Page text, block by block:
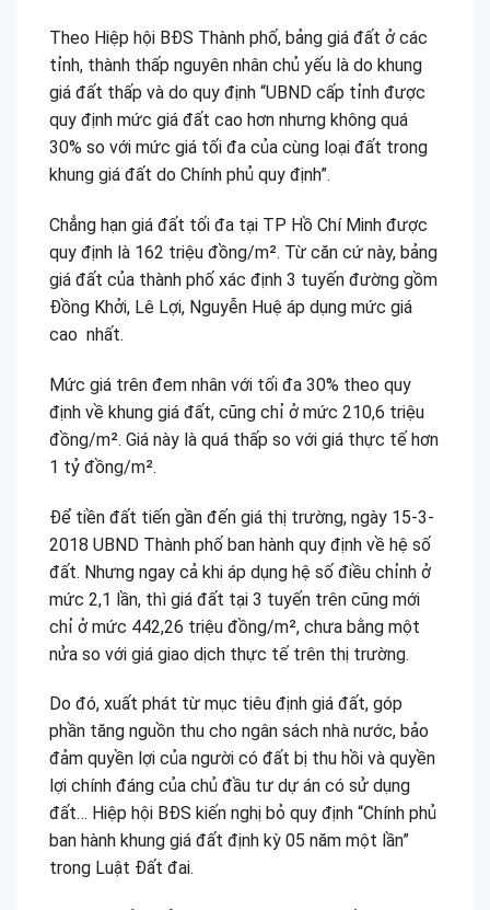
Theo Hiệp hội BĐS Thành phố, bảng giá đất ở các
tỉnh, thành thấp nguyên nhân chủ yếu là do khung
giá đất thấp và do quy định “UBND cấp tỉnh được
quy định mức giá đất cao hơn nhưng không quá
30% so với mức giá tối đa của cùng loại đất trong
khung giá đất do Chính phủ quy định”.
Chẳng hạn giá đất tối đa tại TP Hồ Chí Minh được
quy định là 162 triệu đồng/m². Từ căn cứ này, bảng
giá đất của thành phố xác định 3 tuyến đường gồm
Đồng Khởi, Lê Lợi, Nguyễn Huệ áp dụng mức giá
cao nhất.
Mức giá trên đem nhân với tối đa 30% theo quy
định về khung giá đất, cũng chỉ ở mức 210,6 triệu
đồng/m². Giá này là quá thấp so với giá thực tế hơn
1 tỷ đồng/m².
Để tiền đất tiến gần đến giá thị trường, ngày 15-3-
2018 UBND Thành phố ban hành quy định về hệ số
đất. Nhưng ngay cả khi áp dụng hệ số điều chỉnh ở
mức 2,1 lần, thì giá đất tại 3 tuyến trên cũng mới
chỉ ở mức 442,26 triệu đồng/m², chưa bằng một
nửa so với giá giao dịch thực tế trên thị trường.
Do đó, xuất phát từ mục tiêu định giá đất, góp
phần tăng nguồn thu cho ngân sách nhà nước, bảo
đảm quyền lợi của người có đất bị thu hồi và quyền
lợi chính đáng của chủ đầu tư dự án có sử dụng
đất… Hiệp hội BĐS kiến nghị bỏ quy định “Chính phủ
ban hành khung giá đất định kỳ 05 năm một lần”
trong Luật Đất đai.